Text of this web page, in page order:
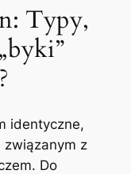
Typy,
identyczne,
związanym z
Do